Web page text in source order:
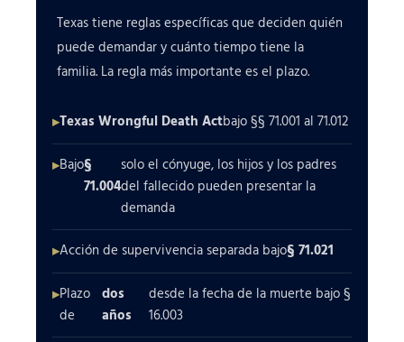
Texas tiene reglas específicas que deciden quién
puede demandar y cuánto tiempo tiene la
familia. La regla más importante es el plazo.
Texas Wrongful Death Actbajo §§ 71.001 al 71.012
Bajo§
71.004
solo el cónyuge, los hijos y los padres
del fallecido pueden presentar la
demanda
Acción de supervivencia separada bajo§ 71.021
Plazo
de
dos
años
desde la fecha de la muerte bajo §
16.003